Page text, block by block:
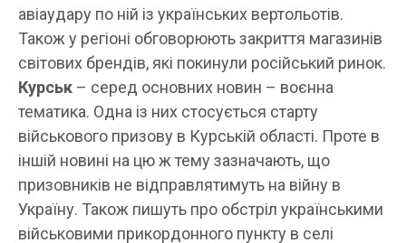
авіаудару по ній із українських вертольотів.
Також у регіоні обговорюють закриття магазинів
світових брендів, які покинули російський ринок.
Курськ – серед основних новин – воєнна
тематика. Одна із них стосується старту
військового призову в Курській області. Проте в
іншій новині на цю ж тему зазначають, що
призовників не відправлятимуть на війну в
Україну. Також пишуть про обстріл українськими
військовими прикордонного пункту в селі